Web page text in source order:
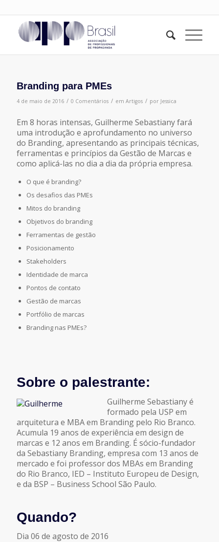
Branding para PMEs
4 de maio de 2016 / 0 Comentários / em Artigos / por Jessica
Em 8 horas intensas, Guilherme Sebastiany fará
uma introdução e aprofundamento no universo
do Branding, apresentando as principais técnicas,
ferramentas e princípios da Gestão de Marcas e
como aplicá-las no dia a dia da própria empresa.
O que é branding?
Os desafios das PMEs
Mitos do branding
Objetivos do branding
Ferramentas de gestão
Posicionamento
Stakeholders
Identidade de marca
Pontos de contato
Gestão de marcas
Portfólio de marcas
Branding nas PMEs?
Sobre o palestrante:
Guilherme Sebastiany é
formado pela USP em
arquitetura e MBA em Branding pelo Rio Branco.
Acumula 19 anos de experiência em design de
marcas e 12 anos em Branding. É sócio-fundador
da Sebastiany Branding, empresa com 13 anos de
mercado e foi professor dos MBAs em Branding
do Rio Branco, IED – Instituto Europeu de Design,
e da BSP – Business School São Paulo.
Quando?
Dia 06 de agosto de 2016